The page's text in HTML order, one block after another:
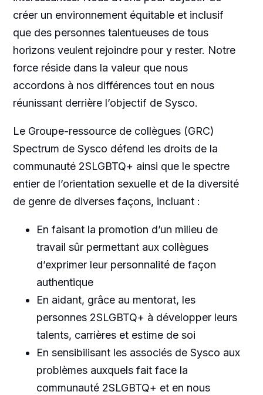
créer un environnement équitable et inclusif
que des personnes talentueuses de tous
horizons veulent rejoindre pour y rester. Notre
force réside dans la valeur que nous
accordons à nos différences tout en nous
réunissant derrière l’objectif de Sysco.
Le Groupe-ressource de collègues (GRC)
Spectrum de Sysco défend les droits de la
communauté 2SLGBTQ+ ainsi que le spectre
entier de l’orientation sexuelle et de la diversité
de genre de diverses façons, incluant :
En faisant la promotion d’un milieu de
travail sûr permettant aux collègues
d’exprimer leur personnalité de façon
authentique
En aidant, grâce au mentorat, les
personnes 2SLGBTQ+ à développer leurs
talents, carrières et estime de soi
En sensibilisant les associés de Sysco aux
problèmes auxquels fait face la
communauté 2SLGBTQ+ et en nous